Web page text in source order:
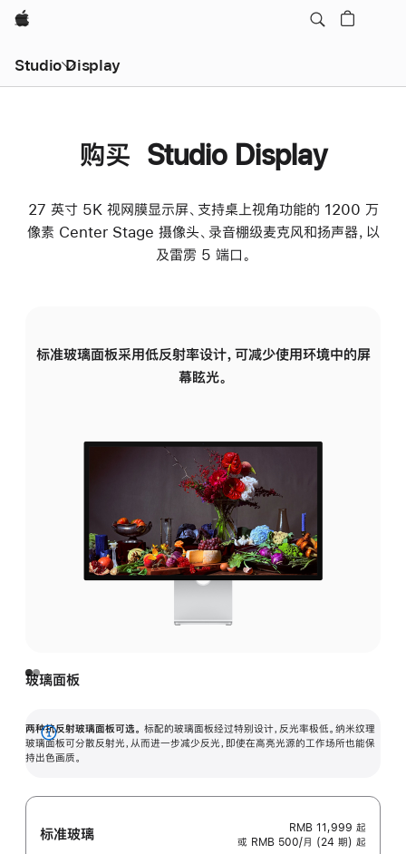
Apple
Studio Display
购买 Studio Display
27 英寸 5K 视网膜显示屏、支持桌上视角功能的 1200 万
像素 Center Stage 摄像头、录音棚级麦克风和扬声器，以
及雷雳 5 端口。
标准玻璃面板采用低反射率设计，可减少使用环境中的屏
幕眩光。
玻璃面板
两种抗反射玻璃面板可选。 标配的玻璃面板经过特别设计，反光率极低。纳米纹理
玻璃面板可分散反射光，从而进一步减少反光，即使在高亮光源的工作场所也能保
持出色画质。
展
开
标准玻璃 RMB 11,999 起
或 RMB 500/月 (24 期) 起